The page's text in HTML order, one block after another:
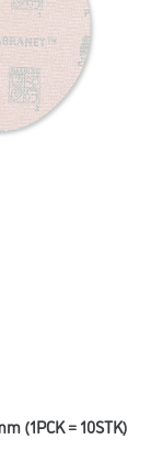
(1PCK = 10STK)